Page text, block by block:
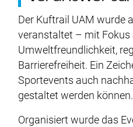
Der Kuftrail UAM wurde
veranstaltet – mit Fokus
Umweltfreundlichkeit,
Barrierefreiheit. Ein
Sportevents auch
gestaltet werden können.
Organisiert wurde das